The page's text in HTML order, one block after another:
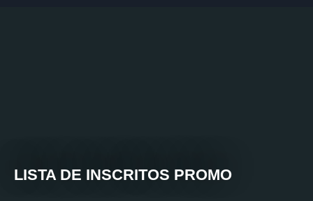
LISTA DE INSCRITOS PROMO